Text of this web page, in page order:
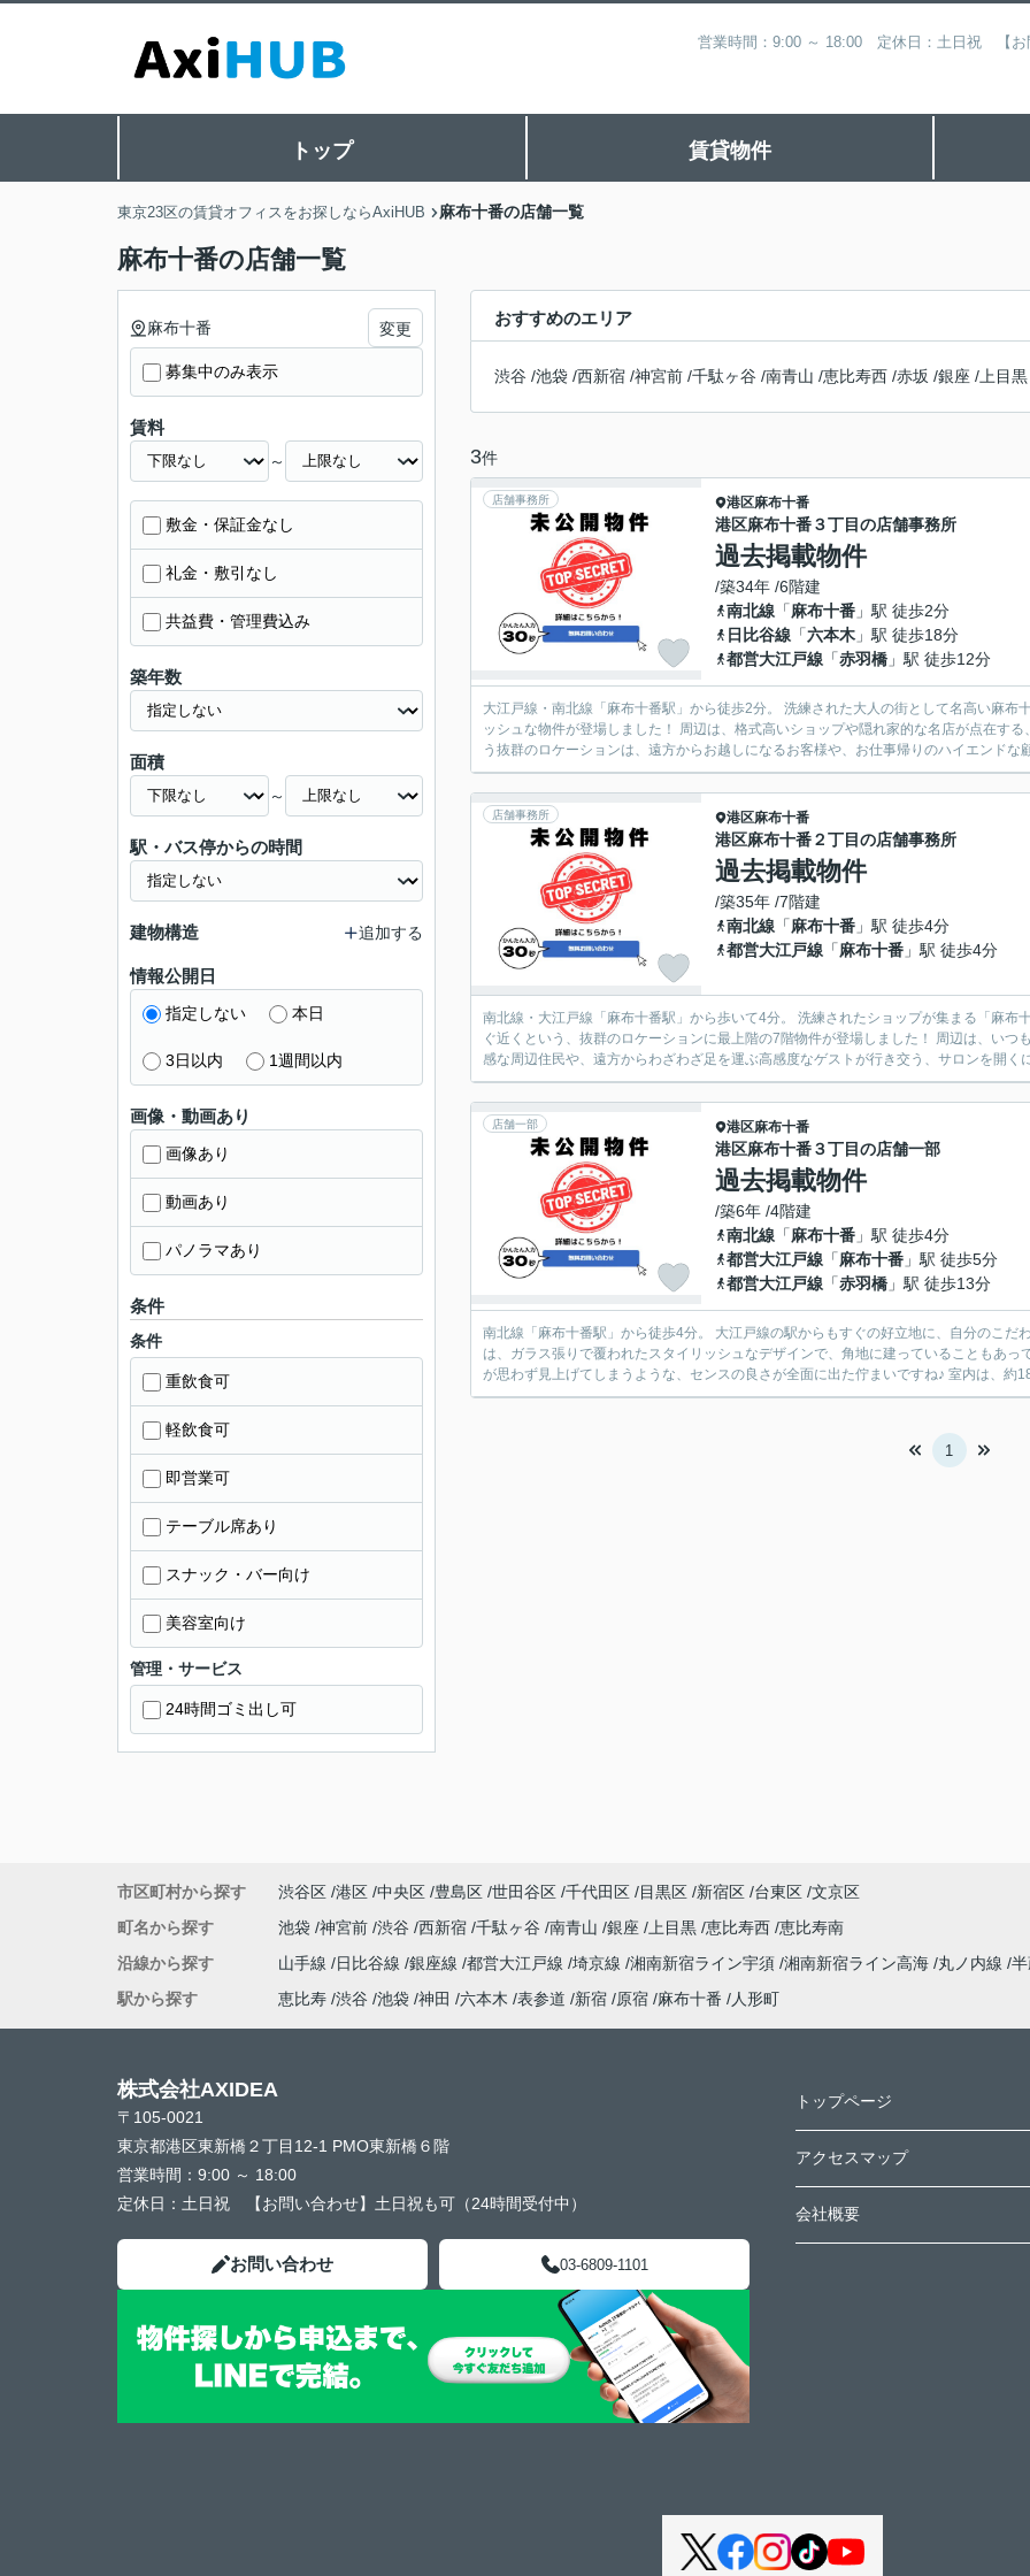
営業時間：9:00 ～ 18:00 定休日：土日祝 【お
トップ 賃貸物件
東京23区の賃貸オフィスをお探しならAxiHUB 麻布十番の店舗一覧
麻布十番の店舗一覧
おすすめのエリア
渋谷 /池袋 /西新宿 /神宮前 /千駄ヶ谷 /南青山 /恵比寿西 /赤坂 /銀座 / 上目黒
3件
店舗事務所 港区麻布十番
港区麻布十番３丁目の店舗事務所
過去掲載物件
/築34年 /6階建
南北線 「麻布十番 」駅 徒歩2分
日比谷線 「六本木 」駅 徒歩18分
都営大江戸線 「赤羽橋 」駅 徒歩12分
大江戸線・南北線「麻布十番駅」から徒歩2分。 洗練された大人の街として名高い麻布
ッシュな物件が登場しました！ 周辺は、格式高いショップや隠れ家的な名店が点在する、落ち着きと気品に満ちた街並み。 駅からわずか徒歩2分とい
う抜群のロケーションは、遠方からお越しになるお客様や、お仕事帰りのハイエンドな
店舗事務所 港区麻布十番
港区麻布十番２丁目の店舗事務所
過去掲載物件
/築35年 /7階建
南北線 「麻布十番 」駅 徒歩4分
都営大江戸線 「麻布十番 」駅 徒歩4分
南北線・大江戸線「麻布十番駅」から歩いて4分。 洗練されたショップが集まる「麻布
ぐ近くという、抜群のロケーションに最上階の7階物件が登場しました！ 周辺は、いつもたくさんの人々で賑わう麻布十番のど真ん中。 トレンドに敏
感な周辺住民や、遠方からわざわざ足を運ぶ高感度なゲストが行き交う、サロンを開く
店舗一部 港区麻布十番
港区麻布十番３丁目の店舗一部
過去掲載物件
/築6年 /4階建
南北線 「麻布十番 」駅 徒歩4分
都営大江戸線 「麻布十番 」駅 徒歩5分
都営大江戸線 「赤羽橋 」駅 徒歩13分
南北線「麻布十番駅」から徒歩4分。 大江戸線の駅からもすぐの好立地に、自分のこだわ
は、ガラス張りで覆われたスタイリッシュなデザインで、角地に建っていることもあ
が思わず見上げてしまうような、セ
1
麻布十番 変更
募集中のみ表示
賃料
～
敷金・保証金なし
礼金・敷引なし
共益費・管理費込み
築年数
面積
～
駅・バス停からの時間
建物構造 追加する
情報公開日
指定しない 本日
3日以内 1週間以内
画像・動画あり
画像あり
動画あり
パノラマあり
条件
条件
重飲食可
軽飲食可
即営業可
テーブル席あり
スナック・バー向け
美容室向け
管理・サービス
24時間ゴミ出し可
市区町村から探す 渋谷区 港区 中央区 豊島区 世田谷区 千代田区 目黒区 新宿区 台東区 文京区
町名から探す
池袋 神宮前 渋谷 西新宿 千駄ヶ谷 南青山 銀座 上目黒 恵比寿西 恵比寿南
沿線から探す
山手線 日比谷線 銀座線 都営大江戸線 埼京線 湘南新宿ライン宇須 湘南新宿ライン高海 丸ノ内線
駅から探す
恵比寿 渋谷 池袋 神田 六本木 表参道 新宿 原宿 麻布十番 人形町
株式会社AXIDEA
〒105-0021
東京都港区東新橋２丁目12-1 PMO東新橋６階
営業時間： 9:00 ～ 18:00
定休日： 土日祝 【お問い合わせ】土日祝も可（24時間受付中）
お問い合わせ 03-6809-1101
トップページ
アクセスマップ
会社概要